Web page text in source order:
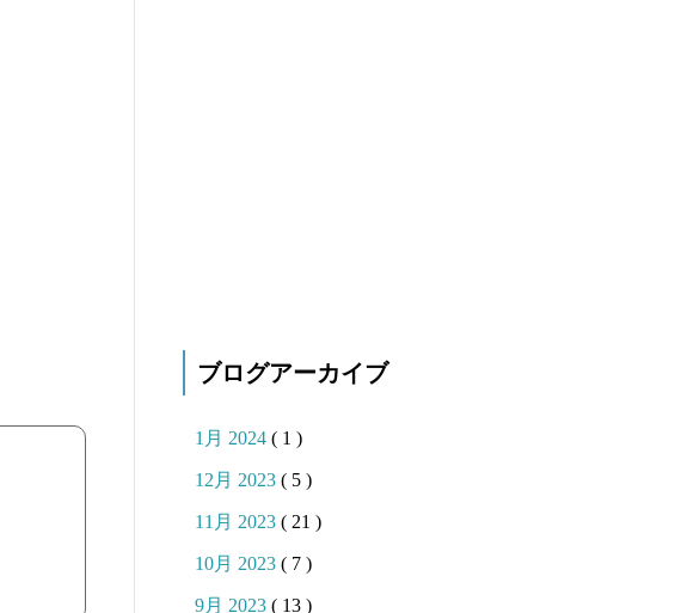
ブログアーカイブ
1月 2024 ( 1 )
12月 2023 ( 5 )
11月 2023 ( 21 )
10月 2023 ( 7 )
9月 2023 ( 13 )